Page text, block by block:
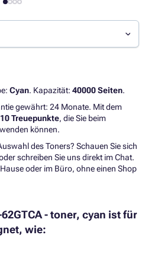
Cyan. Kapazität: 40000 Seiten.
gewährt: 24 Monate. Mit dem
10 Treuepunkte, die Sie beim
können.
des Toners? Schauen Sie sich
schreiben Sie uns direkt im Chat.
oder im Büro, ohne einen Shop
- toner, cyan ist für
wie: